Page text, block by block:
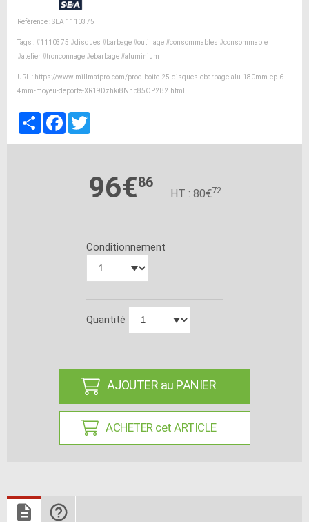
Référence : SEA 1110375
Tags :#1110375 #disques #barbage#outillage#consommables #consommable
#atelier#tronconnage#ebarbage#aluminium
URL : https://www.millmatpro.com/prod-boite-25-disques-ebarbage-alu-180mm-ep-6-
4mm-moyeu-deporte-XR19Dzhki8Nhb85OP2B2.html
PartagerFacebook
96€86
HT : 80€72
Conditionnement
Quantité
AJOUTER au PANIER
ACHETER cet ARTICLE